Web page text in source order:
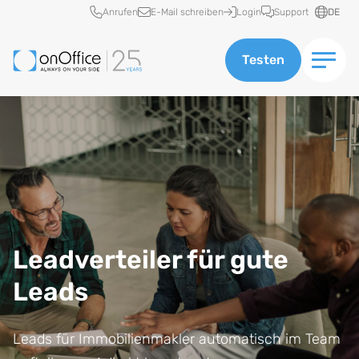
Schnellzugriff
Anrufen E-Mail schreiben Login Support DE
Testen
Leadverteiler für gute
Leads
Leads für Immobilienmakler automatisch im Team